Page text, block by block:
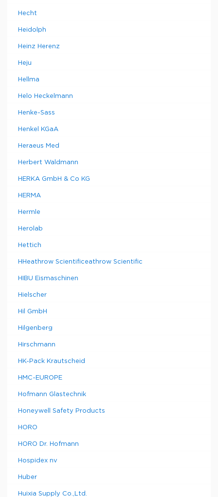
Hecht
Heidolph
Heinz Herenz
Heju
Hellma
Helo Heckelmann
Henke-Sass
Henkel KGaA
Heraeus Med
Herbert Waldmann
HERKA GmbH & Co KG
HERMA
Hermle
Herolab
Hettich
HHeathrow Scientificeathrow Scientific
HIBU Eismaschinen
Hielscher
Hil GmbH
Hilgenberg
Hirschmann
HK-Pack Krautscheid
HMC-EUROPE
Hofmann Glastechnik
Honeywell Safety Products
HORO
HORO Dr. Hofmann
Hospidex nv
Huber
Huixia Supply Co.,Ltd.